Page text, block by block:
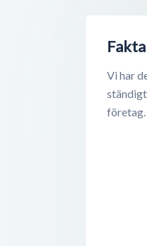
Vi har
företag.